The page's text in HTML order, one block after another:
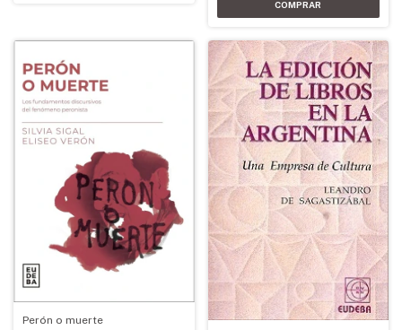
Perón o muerte